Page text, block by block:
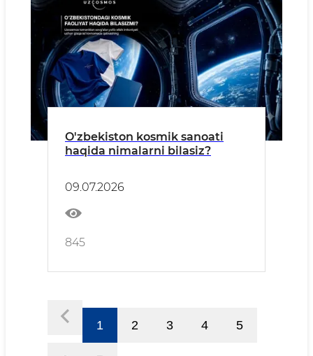
O'zbekiston kosmik sanoati
haqida nimalarni bilasiz?
09.07.2026
845
1 2 3 4 5